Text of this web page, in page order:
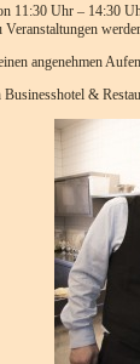
11:30 Uhr – 14:30
angenehmen
&